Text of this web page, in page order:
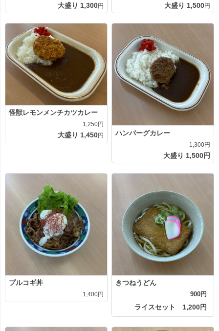
大盛り 1,300円 大盛り 1,500円
怪獣レモンメンチカツカレー
1,250円
大盛り 1,450円 ハンバーグカレー
1,300円
大盛り 1,500円
プルコギ丼
1,400円
きつねうどん
900円
ライスセット 1,200円